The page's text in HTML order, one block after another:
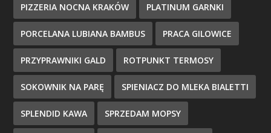
PIZZERIA NOCNA KRAKÓW PLATINUM GARNKI
PORCELANA LUBIANA BAMBUS PRACA GILOWICE
PRZYPRAWNIKI GALD ROTPUNKT TERMOSY
SOKOWNIK NA PARĘ SPIENIACZ DO MLEKA BIALETTI
SPLENDID KAWA SPRZEDAM MOPSY